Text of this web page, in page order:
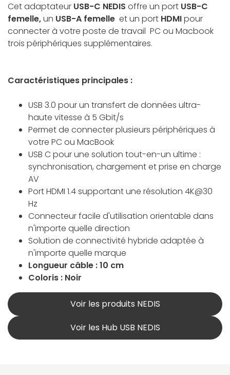
Cet adaptateur USB-C NEDIS offre un port USB-C
femelle,un USB-A femelle et un port HDMIpour
connecter à votre poste de travail PC ou Macbook
trois périphériques supplémentaires.
Caractéristiques principales :
USB 3.0 pour un transfert de données ultra-
haute vitesse à 5 Gbit/s
Permet de connecter plusieurs périphériques à
votre PC ou MacBook
USB C pour une solution tout-en-un ultime :
synchronisation, chargement et prise en charge
AV
Port HDMI 1.4 supportant une résolution 4K@30
Hz
Connecteur facile d'utilisation orientable dans
n'importe quelle direction
Solution de connectivité hybride adaptée à
n'importe quelle marque
Longueur câble : 10 cm
Coloris : Noir
Voir les produits NEDIS
Voir les Hub USB NEDIS